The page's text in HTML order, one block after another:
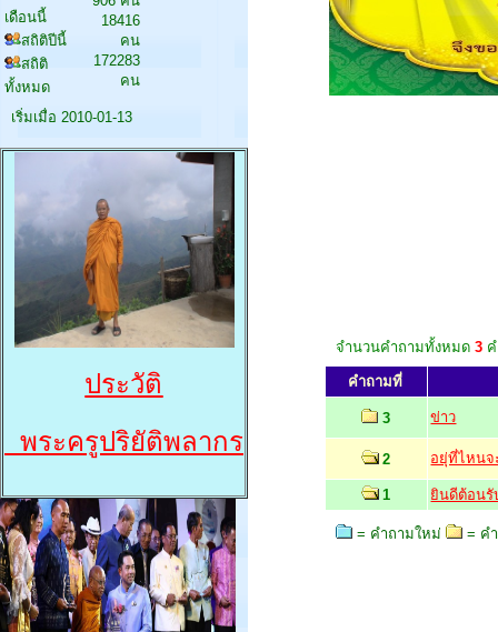
เดือนนี้
สถิติปีนี้
สถิติ
ทั้งหมด
18416
คน
172283
คน
เริ่มเมื่อ 2010-01-13
ประวัติ
พระครูปริยัติพลากร
จํานวนคำถามทั้งหมด 3
คำถามที่
3 ข่าว
2 อยุ่ที่ไหนจ
1 ยินดีต้อน
= คำถามใหม่ = ค